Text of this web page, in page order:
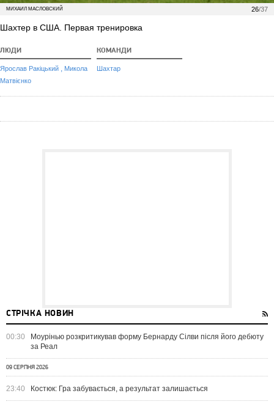
26/37
МИХАИЛ МАСЛОВСКИЙ
Шахтер в США. Первая тренировка
ЛЮДИ
Ярослав Ракіцький , Микола
Матвієнко
КОМАНДИ
Шахтар
СТРІЧКА НОВИН
00:30
Моурінью розкритикував форму Бернарду Сілви після його дебюту
за Реал
09 СЕРПНЯ 2026
23:40 Костюк: Гра забувається, а результат залишається